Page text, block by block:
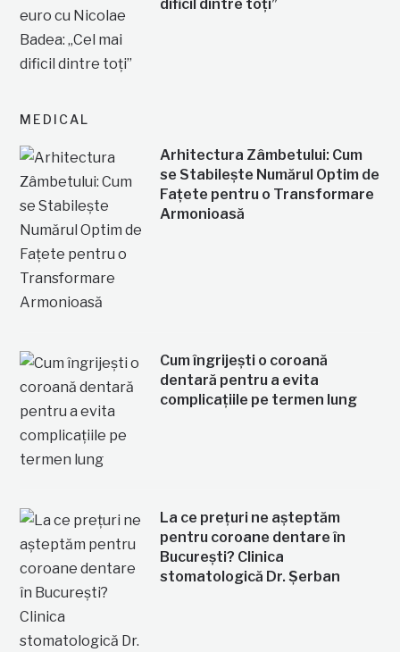
dificil dintre toți”
MEDICAL
Arhitectura Zâmbetului: Cum
se Stabilește Numărul Optim de
Fațete pentru o Transformare
Armonioasă
Cum îngrijești o coroană
dentară pentru a evita
complicațiile pe termen lung
La ce prețuri ne așteptăm
pentru coroane dentare în
București? Clinica
stomatologică Dr. Șerban